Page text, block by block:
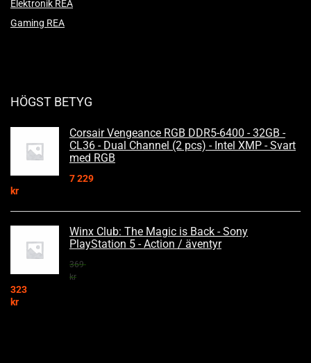
Elektronik REA
Gaming REA
HÖGST BETYG
Corsair Vengeance RGB DDR5-6400 - 32GB -
CL36 - Dual Channel (2 pcs) - Intel XMP - Svart
med RGB
7 229
kr
Winx Club: The Magic is Back - Sony
PlayStation 5 - Action / äventyr
369
kr
323
kr